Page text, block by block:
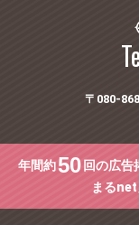
〒080-
年間約50 回の広告
まるnet